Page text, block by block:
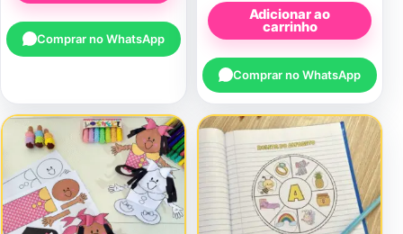
Comprar no WhatsApp
Adicionar ao
carrinho
Comprar no WhatsApp